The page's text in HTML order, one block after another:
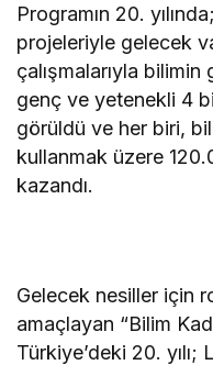
Programın 20.
projeleriyle gelecek
çalışmalarıyla
genç ve yetenekli 4
görüldü ve her biri,
kullanmak üzere
kazandı.
Gelecek nesiller için
amaçlayan “Bilim
Türkiye’deki 20. yılı;